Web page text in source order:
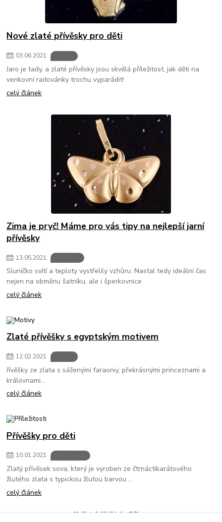
Nové zlaté přívěsky pro děti
03.06.2021
Jaro je tady, a zlaté přívěsky jsou skvělá příležitost, jak děti na
venkovní radovánky trochu vyparádit!
celý článek
Zima je pryč! Máme pro vás tipy na nejlepší jarní
přívěsky
13.05.2021
Sluníčko svítí a teploty vystřelily vzhůru. Nastal tedy ideální čas
nejen na obměnu šatníku, ale i šperkovnice
celý článek
Zlaté přívěšky s egyptským motivem
12.02.2021
řívěšky ze zlata s sáženými faraoniy, překrásnými princeznami a
královnami...
celý článek
Přívěšky pro děti
10.01.2021
Zlatý přívěsek sova, který je vyroben ze čtrnáctikarátového
žlutého zlata s typickou žlutou barvou ...
celý článek
Načíst další články (10)